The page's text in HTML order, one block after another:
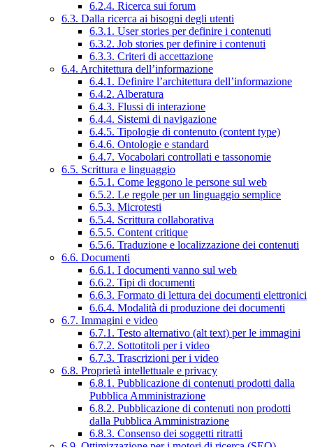
6.2.4. Ricerca sui forum
6.3. Dalla ricerca ai bisogni degli utenti
6.3.1. User stories per definire i contenuti
6.3.2. Job stories per definire i contenuti
6.3.3. Criteri di accettazione
6.4. Architettura dell’informazione
6.4.1. Definire l’architettura dell’informazione
6.4.2. Alberatura
6.4.3. Flussi di interazione
6.4.4. Sistemi di navigazione
6.4.5. Tipologie di contenuto (content type)
6.4.6. Ontologie e standard
6.4.7. Vocabolari controllati e tassonomie
6.5. Scrittura e linguaggio
6.5.1. Come leggono le persone sul web
6.5.2. Le regole per un linguaggio semplice
6.5.3. Microtesti
6.5.4. Scrittura collaborativa
6.5.5. Content critique
6.5.6. Traduzione e localizzazione dei contenuti
6.6. Documenti
6.6.1. I documenti vanno sul web
6.6.2. Tipi di documenti
6.6.3. Formato di lettura dei documenti elettronici
6.6.4. Modalità di produzione dei documenti
6.7. Immagini e video
6.7.1. Testo alternativo (alt text) per le immagini
6.7.2. Sottotitoli per i video
6.7.3. Trascrizioni per i video
6.8. Proprietà intellettuale e privacy
6.8.1. Pubblicazione di contenuti prodotti dalla
Pubblica Amministrazione
6.8.2. Pubblicazione di contenuti non prodotti
dalla Pubblica Amministrazione
6.8.3. Consenso dei soggetti ritratti